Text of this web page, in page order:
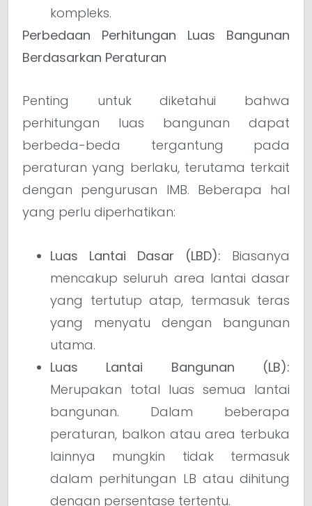
kompleks.
Perbedaan Perhitungan Luas Bangunan
Berdasarkan Peraturan
Penting untuk diketahui bahwa
perhitungan luas bangunan dapat
berbeda-beda tergantung pada
peraturan yang berlaku, terutama terkait
dengan pengurusan IMB. Beberapa hal
yang perlu diperhatikan:
Luas Lantai Dasar (LBD): Biasanya
mencakup seluruh area lantai dasar
yang tertutup atap, termasuk teras
yang menyatu dengan bangunan
utama.
Luas Lantai Bangunan (LB):
Merupakan total luas semua lantai
bangunan. Dalam beberapa
peraturan, balkon atau area terbuka
lainnya mungkin tidak termasuk
dalam perhitungan LB atau dihitung
dengan persentase tertentu.